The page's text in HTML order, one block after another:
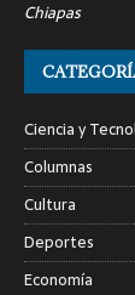
Chiapas
Ciencia y
Columnas
Cultura
Deportes
Economía